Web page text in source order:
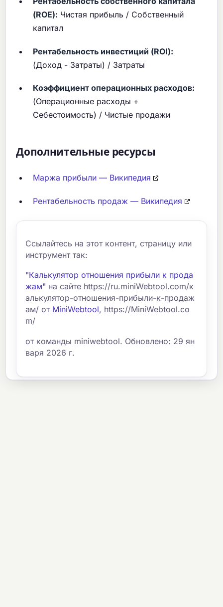
(ROE): Чистая прибыль / Собственный
капитал
Рентабельность инвестиций (ROI):
(Доход - Затраты) / Затраты
Коэффициент операционных расходов:
(Операционные расходы +
Себестоимость) / Чистые продажи
Дополнительные ресурсы
Маржа прибыли — Википедия
Рентабельность продаж — Википедия
Ссылайтесь на этот контент, страницу или
инструмент так:
"Калькулятор отношения прибыли к прода
жам" на сайте https://ru.miniWebtool.com/к
алькулятор-отношения-прибыли-к-продаж
ам/ от MiniWebtool, https://MiniWebtool.co
m/
от команды miniwebtool. Обновлено: 29 ян
варя 2026 г.